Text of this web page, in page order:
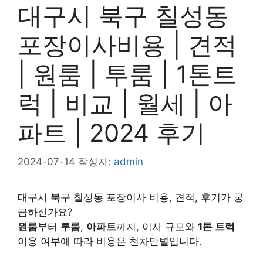
대구시 북구 칠성동
포장이사비용 | 견적
| 원룸 | 투룸 | 1톤트
럭 | 비교 | 월세 | 아
파트 | 2024 후기
2024-07-14 작성자: admin
대구시 북구 칠성동 포장이사 비용, 견적, 후기가 궁
금하신가요?
원룸부터 투룸, 아파트까지, 이사 규모와 1톤 트럭
이용 여부에 따라 비용은 천차만별입니다.